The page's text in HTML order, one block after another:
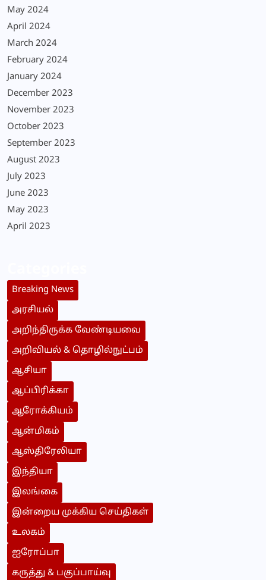
May 2024
April 2024
March 2024
February 2024
January 2024
December 2023
November 2023
October 2023
September 2023
August 2023
July 2023
June 2023
May 2023
April 2023
Breaking News
அரசியல்
அறிந்திருக்க வேண்டியவை
அறிவியல் & தொழில்நுட்பம்
ஆசியா
ஆப்பிரிக்கா
ஆரோக்கியம்
ஆன்மிகம்
ஆஸ்திரேலியா
இந்தியா
இலங்கை
இன்றைய முக்கிய செய்திகள்
உலகம்
ஐரோப்பா
கருத்து & பகுப்பாய்வு